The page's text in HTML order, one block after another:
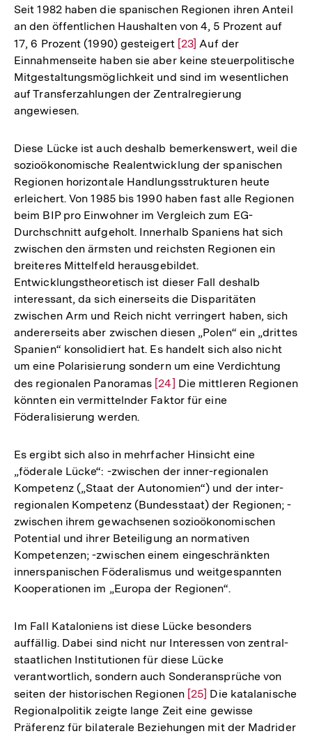
Seit 1982 haben die spanischen Regionen ihren Anteil
an den öffentlichen Haushalten von 4, 5 Prozent auf
17, 6 Prozent (1990) gesteigert Zur
Auflösung
der
Fußnote
[23] Auf der
Einnahmenseite haben sie aber keine steuerpolitische
Mitgestaltungsmöglichkeit und sind im wesentlichen
auf Transferzahlungen der Zentralregierung
angewiesen.
Diese Lücke ist auch deshalb bemerkenswert, weil die
sozioökonomische Realentwicklung der spanischen
Regionen horizontale Handlungsstrukturen heute
erleichert. Von 1985 bis 1990 haben fast alle Regionen
beim BIP pro Einwohner im Vergleich zum EG-
Durchschnitt aufgeholt. Innerhalb Spaniens hat sich
zwischen den ärmsten und reichsten Regionen ein
breiteres Mittelfeld herausgebildet.
Entwicklungstheoretisch ist dieser Fall deshalb
interessant, da sich einerseits die Disparitäten
zwischen Arm und Reich nicht verringert haben, sich
andererseits aber zwischen diesen „Polen“ ein „drittes
Spanien“ konsolidiert hat. Es handelt sich also nicht
um eine Polarisierung sondern um eine Verdichtung
des regionalen Panoramas Zur
Auflösung
[24] Die mittleren Regionen
könnten ein vermittelnder Faktor für eine
Föderalisierung werden.
Es ergibt sich also in mehrfacher Hinsicht eine
„föderale Lücke“: -zwischen der inner-regionalen
Kompetenz („Staat der Autonomien“) und der inter-
regionalen Kompetenz (Bundesstaat) der Regionen; -
zwischen ihrem gewachsenen sozioökonomischen
Potential und ihrer Beteiligung an normativen
Kompetenzen; -zwischen einem eingeschränkten
innerspanischen Föderalismus und weitgespannten
Kooperationen im „Europa der Regionen“.
Im Fall Kataloniens ist diese Lücke besonders
auffällig. Dabei sind nicht nur Interessen von zentral-
staatlichen Institutionen für diese Lücke
verantwortlich, sondern auch Sonderansprüche von
seiten der historischen Regionen Zur
Auflösung
der
[25] Die katalanische
Regionalpolitik zeigte lange Zeit eine gewisse
Präferenz für bilaterale Beziehungen mit der Madrider